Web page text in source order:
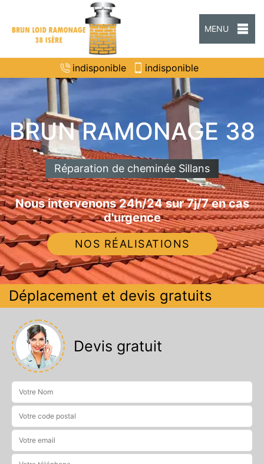
MENU
indisponible indisponible
BRUN RAMONAGE 38
Réparation de cheminée Sillans
Nous intervenons 24h/24 sur 7j/7 en cas
d'urgence
NOS RÉALISATIONS
Déplacement et devis gratuits
Devis gratuit